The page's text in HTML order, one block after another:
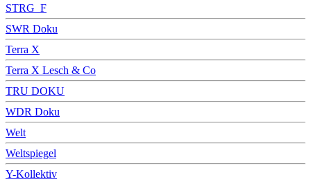
STRG_F
SWR Doku
Terra X
Terra X Lesch & Co
TRU DOKU
WDR Doku
Welt
Weltspiegel
Y-Kollektiv